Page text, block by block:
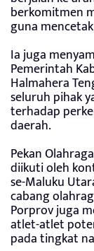
berkomitmen
guna
Ia juga
Pemerintah
Halmahera
seluruh pihak
terhadap
daerah.
Pekan
diikuti oleh
se-Maluku
cabang
Porprov juga
atlet-atlet
pada tingkat